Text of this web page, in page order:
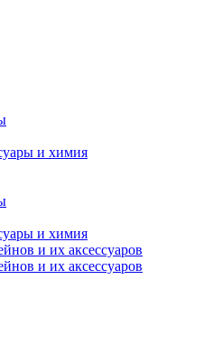
и химия
и химия
и их аксессуаров
и их аксессуаров